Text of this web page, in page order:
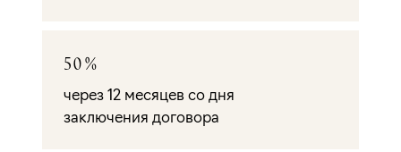
50%
через 12 месяцев со дня
заключения договора